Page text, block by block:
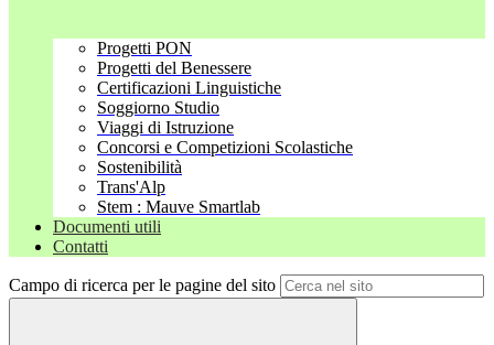
Progetti PON
Progetti del Benessere
Certificazioni Linguistiche
Soggiorno Studio
Viaggi di Istruzione
Concorsi e Competizioni Scolastiche
Sostenibilità
Trans'Alp
Stem : Mauve Smartlab
Documenti utili
Contatti
Campo di ricerca per le pagine del sito